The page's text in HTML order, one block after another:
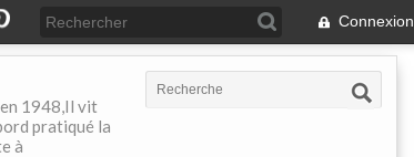
Connexion
1948,Il vit
pratiqué la
à